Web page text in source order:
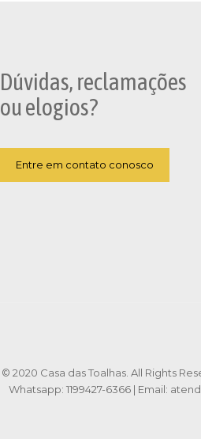
Dúvidas, reclamações
ou elogios?
Entre em contato conosco
© 2020 Casa das Toalhas. All Rights
Whatsapp: 1199427-6366 | Email: